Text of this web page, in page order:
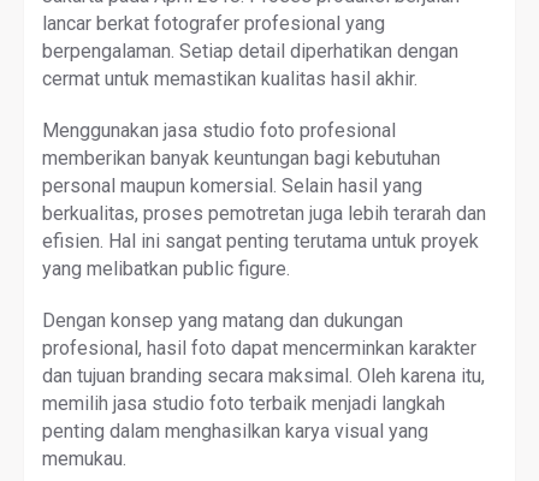
lancar berkat fotografer profesional yang
berpengalaman. Setiap detail diperhatikan dengan
cermat untuk memastikan kualitas hasil akhir.
Menggunakan jasa studio foto profesional
memberikan banyak keuntungan bagi kebutuhan
personal maupun komersial. Selain hasil yang
berkualitas, proses pemotretan juga lebih terarah dan
efisien. Hal ini sangat penting terutama untuk proyek
yang melibatkan public figure.
Dengan konsep yang matang dan dukungan
profesional, hasil foto dapat mencerminkan karakter
dan tujuan branding secara maksimal. Oleh karena itu,
memilih jasa studio foto terbaik menjadi langkah
penting dalam menghasilkan karya visual yang
memukau.